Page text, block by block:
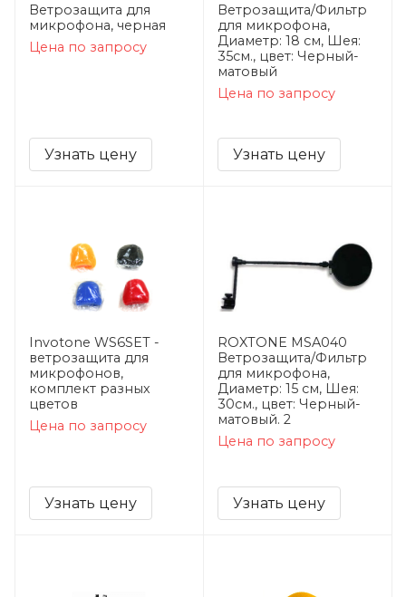
Ветрозащита для
микрофона, черная
Цена по запросу
Узнать цену
Ветрозащита/Фильтр
для микрофона,
Диаметр: 18 см, Шея:
35см., цвет: Черный-
матовый
Цена по запросу
Узнать цену
Invotone WS6SET -
ветрозащита для
микрофонов,
комплект разных
цветов
Цена по запросу
Узнать цену
ROXTONE MSA040
Ветрозащита/Фильтр
для микрофона,
Диаметр: 15 см, Шея:
30см., цвет: Черный-
матовый. 2
Цена по запросу
Узнать цену